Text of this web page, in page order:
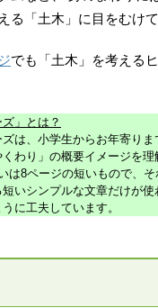
る「土木」に目をむけ
でも「土木」を考える
」とは？
は、小学生からお年寄りま
くわり」の概要イメージを
は8ページの短いもので、
いシンプルな文章だけが
に工夫しています。